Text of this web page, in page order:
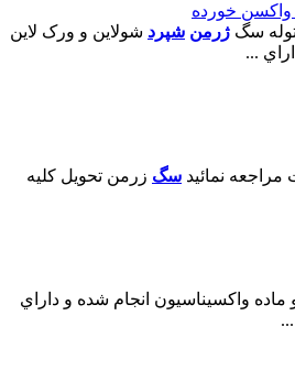
سگ ژرمن شپرد شولاين و ورک لاين
...
مراجعه نمائيد سگ زرمن تحويل کليه
ماده واکسيناسيون انجام شده و داراي